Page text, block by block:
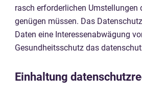
rasch erforderlichen
genügen müssen. Das
Daten eine Interessenabwägung
Gesundheitsschutz das
Einhaltung